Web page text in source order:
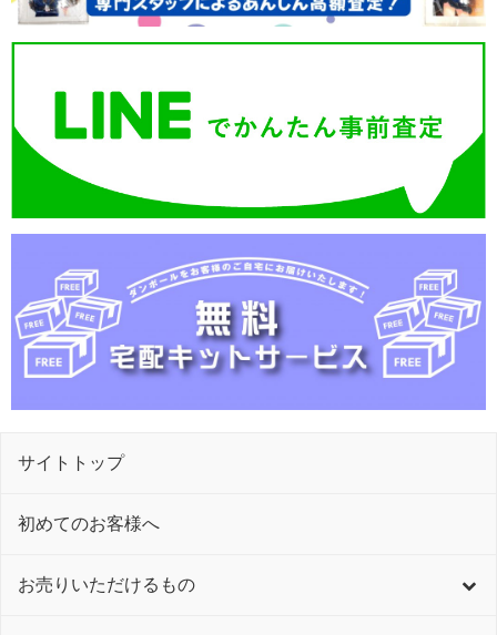
サイトトップ
初めてのお客様へ
お売りいただけるもの